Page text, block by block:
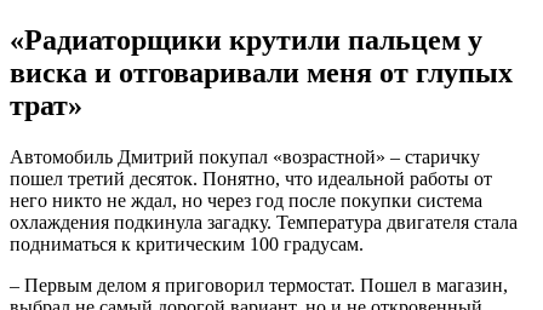
«Радиаторщики крутили пальцем у
виска и отговаривали меня от глупых
трат»
Автомобиль Дмитрий покупал «возрастной» – старичку
пошел третий десяток. Понятно, что идеальной работы от
него никто не ждал, но через год после покупки система
охлаждения подкинула загадку. Температура двигателя стала
подниматься к критическим 100 градусам.
– Первым делом я приговорил термостат. Пошел в магазин,